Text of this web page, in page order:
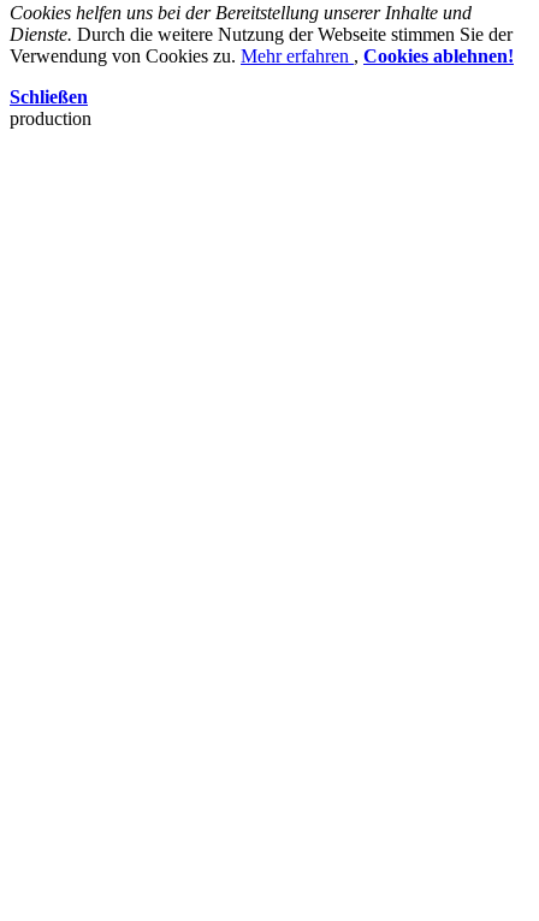
Cookies helfen uns bei der Bereitstellung unserer Inhalte und
Dienste. Durch die weitere Nutzung der Webseite stimmen Sie der
Verwendung von Cookies zu. Mehr erfahren , Cookies ablehnen!
Schließen
production